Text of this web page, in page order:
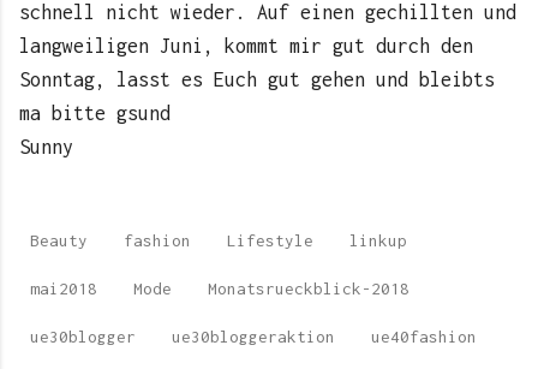
schnell nicht wieder. Auf einen gechillten und
langweiligen Juni, kommt mir gut durch den
Sonntag, lasst es Euch gut gehen und bleibts
ma bitte gsund
Sunny
Beauty fashion Lifestyle linkup
mai2018 Mode Monatsrueckblick-2018
ue30blogger ue30bloggeraktion ue40fashion